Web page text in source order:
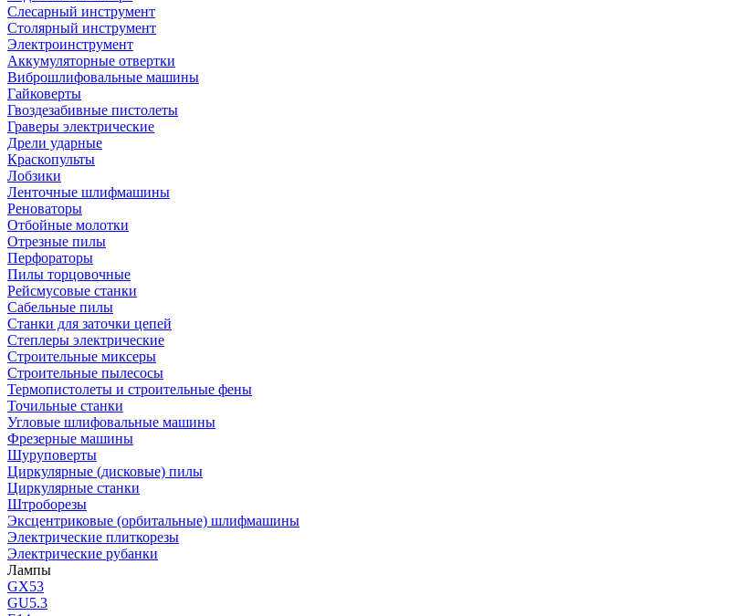
Слесарный инструмент
Столярный инструмент
Электроинструмент
Аккумуляторные отвертки
Виброшлифовальные машины
Гайковерты
Гвоздезабивные пистолеты
Граверы электрические
Дрели ударные
Краскопульты
Лобзики
Ленточные шлифмашины
Реноваторы
Отбойные молотки
Отрезные пилы
Перфораторы
Пилы торцовочные
Рейсмусовые станки
Сабельные пилы
Станки для заточки цепей
Степлеры электрические
Строительные миксеры
Строительные пылесосы
Термопистолеты и строительные фены
Точильные станки
Угловые шлифовальные машины
Фрезерные машины
Шуруповерты
Циркулярные (дисковые) пилы
Циркулярные станки
Штроборезы
Эксцентриковые (орбитальные) шлифмашины
Электрические плиткорезы
Электрические рубанки
Лампы
GX53
GU5.3